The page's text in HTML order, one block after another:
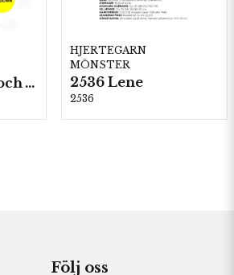
2607-Armonia och Alpaca 400
HJERTEGARN
MÖNSTER
2536 Lene
2536
Följ oss